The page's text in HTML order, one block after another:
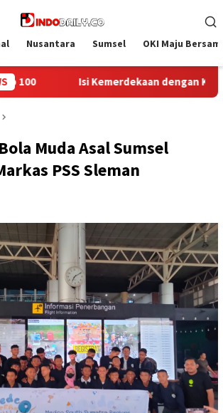
Nusantara Sumsel OKI Maju
Lapas Sekayu Berbagi di Panti
Muda Asal Sumsel
PSS Sleman